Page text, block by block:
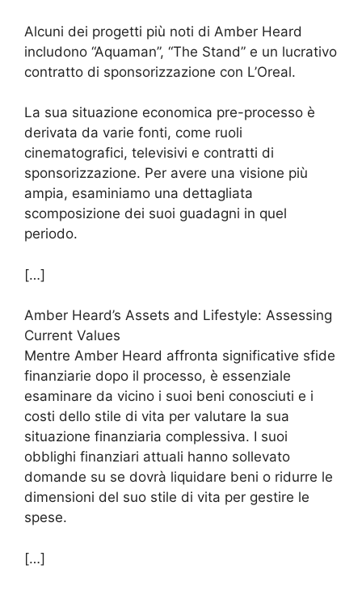
Alcuni dei progetti più noti di Amber Heard
includono “Aquaman”, “The Stand” e un lucrativo
contratto di sponsorizzazione con L’Oreal.
La sua situazione economica pre-processo è
derivata da varie fonti, come ruoli
cinematografici, televisivi e contratti di
sponsorizzazione. Per avere una visione più
ampia, esaminiamo una dettagliata
scomposizione dei suoi guadagni in quel
periodo.
[…]
Amber Heard’s Assets and Lifestyle: Assessing
Current Values
Mentre Amber Heard affronta significative sfide
finanziarie dopo il processo, è essenziale
esaminare da vicino i suoi beni conosciuti e i
costi dello stile di vita per valutare la sua
situazione finanziaria complessiva. I suoi
obblighi finanziari attuali hanno sollevato
domande su se dovrà liquidare beni o ridurre le
dimensioni del suo stile di vita per gestire le
spese.
[…]